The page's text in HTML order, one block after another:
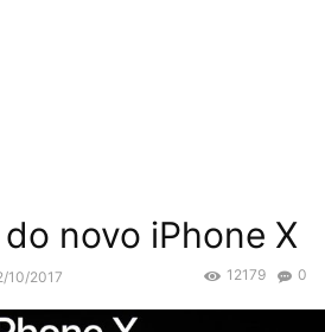
novo iPhone X
10/2017 0
12179